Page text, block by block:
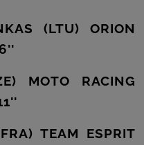
(LTU) ORION
MOTO RACING
TEAM ESPRIT